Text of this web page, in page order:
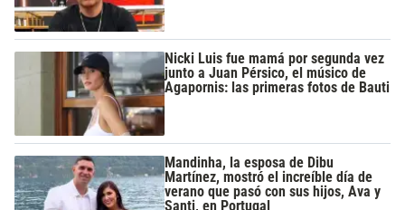
Nicki Luis fue mamá por segunda vez
junto a Juan Pérsico, el músico de
Agapornis: las primeras fotos de Bauti
Mandinha, la esposa de Dibu
Martínez, mostró el increíble día de
verano que pasó con sus hijos, Ava y
Santi, en Portugal